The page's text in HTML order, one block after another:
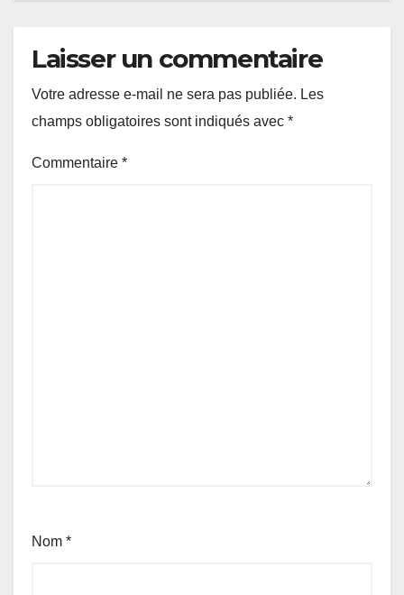
Laisser un commentaire
Votre adresse e-mail ne sera pas publiée. Les
champs obligatoires sont indiqués avec *
Commentaire *
Nom *